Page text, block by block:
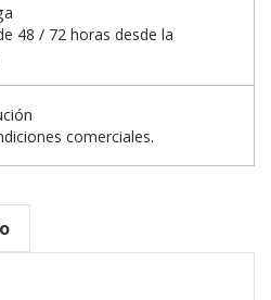
48 / 72 horas desde la
comerciales.